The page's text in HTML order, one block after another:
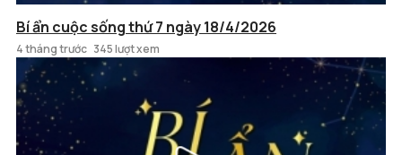
Bí ẩn cuộc sống thứ 7 ngày 18/4/2026
4 tháng trước 345 lượt xem